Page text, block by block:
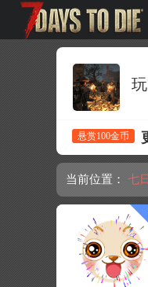
悬赏100金币
当前位置： 七